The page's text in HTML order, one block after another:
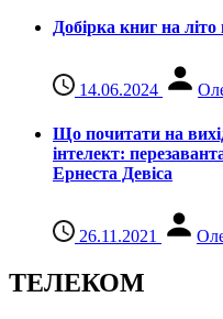
Добірка книг на літо
14.06.2024
Що почитати на
інтелект:
Ернеста Девіса
26.11.2021
ТЕЛЕКОМ